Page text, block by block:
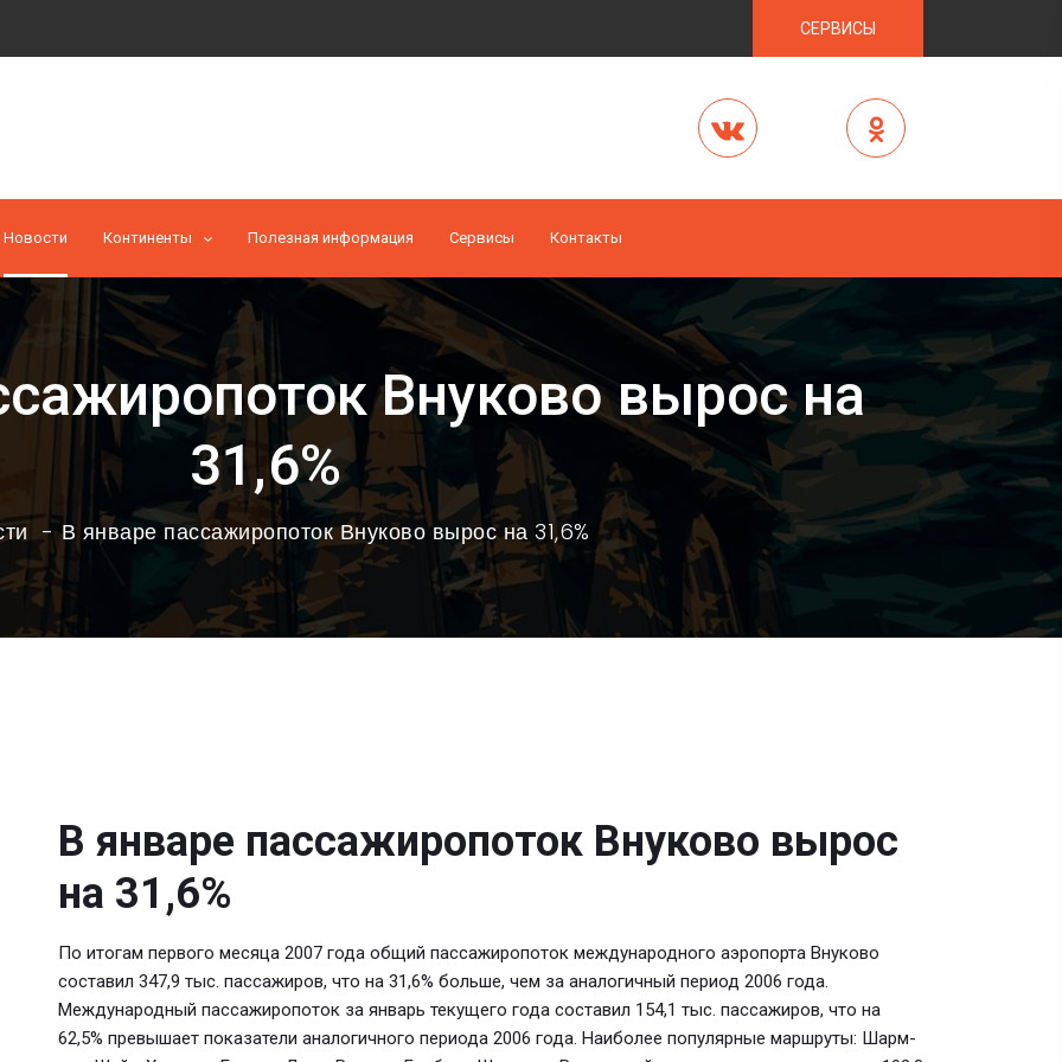
СЕРВИСЫ
Новости Континенты Полезная информация Cервисы Контакты
Внуково вырос на
31,6%
В январе пассажиропоток Внуково вырос на 31,6%
В январе пассажиропоток Внуково вырос
на 31,6%
По итогам первого месяца 2007 года общий пассажиропоток международного аэропорта Внуково
составил 347,9 тыс. пассажиров, что на 31,6% больше, чем за аналогичный период 2006 года.
Международный пассажиропоток за январь текущего года составил 154,1 тыс. пассажиров, что на
62,5% превышает показатели аналогичного периода 2006 года. Наиболее популярные маршруты: Шарм-